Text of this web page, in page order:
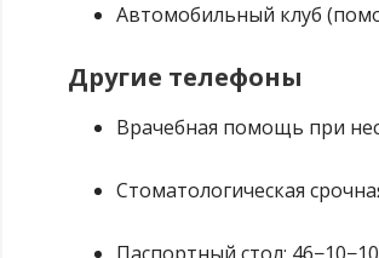
Автомобильный клуб
Другие телефоны
Врачебная помощь при
Стоматологическая
Паспортный стол: 46−10−10